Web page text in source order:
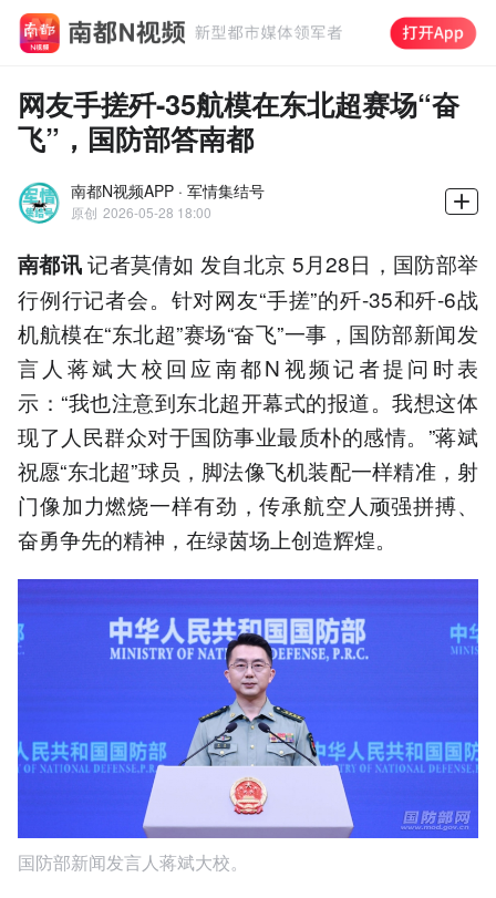
网友手搓歼-35航模在东北超赛场“奋
飞”，国防部答南都
南都N视频APP · 军情集结号
原创 2026-05-28 18:00
南都讯记者莫倩如 发自北京 5月28日，国防部举
行例行记者会。针对网友“手搓”的歼-35和歼-6战
机航模在“东北超”赛场“奋飞”一事，国防部新闻发
言人蒋斌大校回应南都N视频记者提问时表
示：“我也注意到东北超开幕式的报道。我想这体
现了人民群众对于国防事业最质朴的感情。”蒋斌
祝愿“东北超”球员，脚法像飞机装配一样精准，射
门像加力燃烧一样有劲，传承航空人顽强拼搏、
奋勇争先的精神，在绿茵场上创造辉煌。
国防部新闻发言人蒋斌大校。